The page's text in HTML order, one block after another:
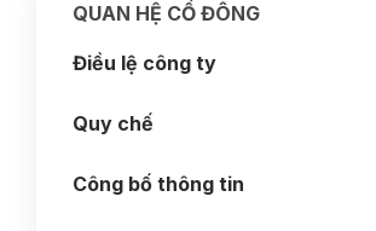
QUAN HỆ CỔ ĐÔNG
Điều lệ công ty
Quy chế
Công bố thông tin